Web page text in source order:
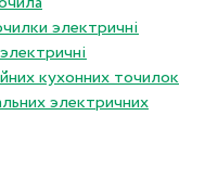
электричнi
кухонних точилок
электричних